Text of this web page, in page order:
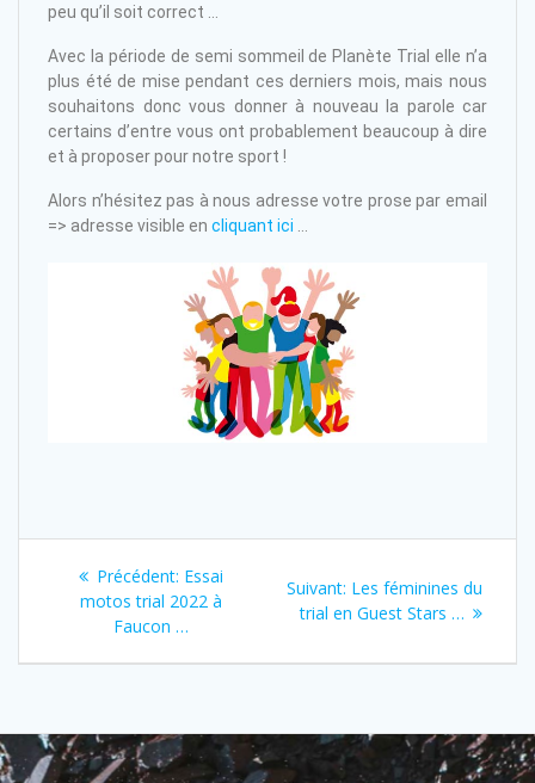
peu qu’il soit correct …
Avec la période de semi sommeil de Planète Trial elle n’a
plus été de mise pendant ces derniers mois, mais nous
souhaitons donc vous donner à nouveau la parole car
certains d’entre vous ont probablement beaucoup à dire
et à proposer pour notre sport !
Alors n’hésitez pas à nous adresse votre prose par email
=> adresse visible en cliquant ici
Précédent: Essai
motos trial 2022 à
Faucon …
Suivant: Les féminines du
trial en Guest Stars …